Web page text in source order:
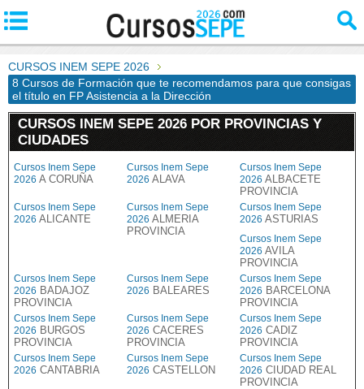
CURSOS INEM SEPE 2026
8 Cursos de Formación que te recomendamos para que consigas
el título en FP Asistencia a la Dirección
CURSOS INEM SEPE 2026 POR PROVINCIAS Y
CIUDADES
Cursos Inem Sepe
2026 A CORUÑA
Cursos Inem Sepe
2026 ALAVA
Cursos Inem Sepe
2026 ALBACETE
PROVINCIA
Cursos Inem Sepe
2026 ALICANTE
Cursos Inem Sepe
2026 ALMERIA
PROVINCIA
Cursos Inem Sepe
2026 ASTURIAS
Cursos Inem Sepe
2026 AVILA
PROVINCIA
Cursos Inem Sepe
2026 BADAJOZ
PROVINCIA
Cursos Inem Sepe
2026 BALEARES
Cursos Inem Sepe
2026 BARCELONA
PROVINCIA
Cursos Inem Sepe
2026 BURGOS
PROVINCIA
Cursos Inem Sepe
2026 CACERES
PROVINCIA
Cursos Inem Sepe
2026 CADIZ
PROVINCIA
Cursos Inem Sepe
2026 CANTABRIA
Cursos Inem Sepe
2026 CASTELLON
Cursos Inem Sepe
2026 CIUDAD REAL
PROVINCIA